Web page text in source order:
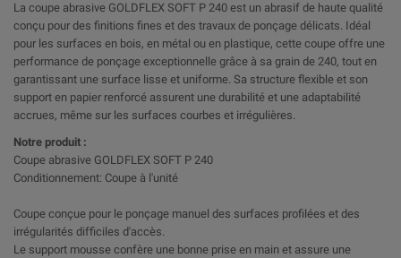
La coupe abrasive GOLDFLEX SOFT P 240 est un abrasif de haute qualité
conçu pour des finitions fines et des travaux de ponçage délicats. Idéal
pour les surfaces en bois, en métal ou en plastique, cette coupe offre une
performance de ponçage exceptionnelle grâce à sa grain de 240, tout en
garantissant une surface lisse et uniforme. Sa structure flexible et son
support en papier renforcé assurent une durabilité et une adaptabilité
accrues, même sur les surfaces courbes et irrégulières.
Notre produit :
Coupe abrasive GOLDFLEX SOFT P 240
Conditionnement: Coupe à l'unité
Coupe conçue pour le ponçage manuel des surfaces profilées et des
irrégularités difficiles d'accès.
Le support mousse confère une bonne prise en main et assure une